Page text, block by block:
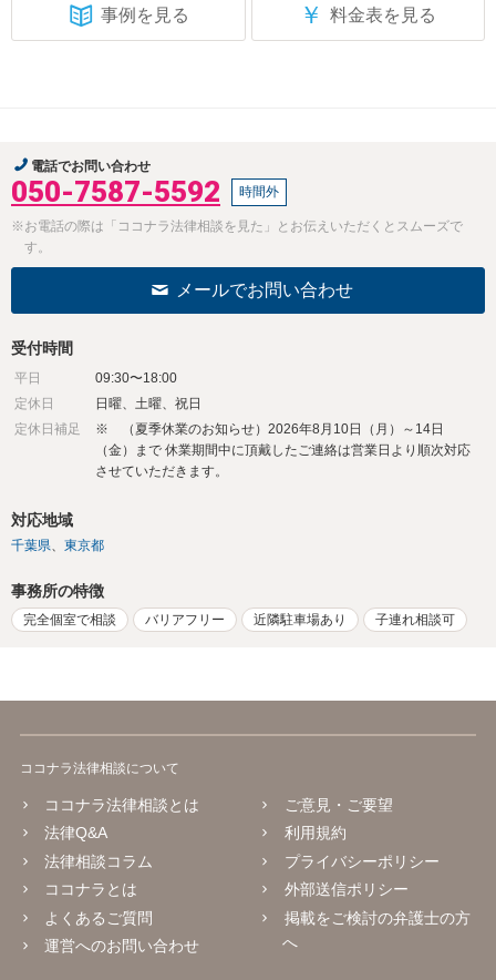
事例を見る ￥ 料金表を見る
電話でお問い合わせ
050-7587-5592 時間外
※お電話の際は「ココナラ法律相談を見た」とお伝えいただくとスムーズで
す。
メールでお問い合わせ
受付時間
平日
09:30〜18:00
定休日
日曜、土曜、祝日
定休日補足
※ （夏季休業のお知らせ）2026年8月10日（月）～14日
（金）まで 休業期間中に頂戴したご連絡は営業日より順次対応
させていただきます。
対応地域
千葉県 東京都
事務所の特徴
完全個室で相談 バリアフリー 近隣駐車場あり 子連れ相談可
ココナラ法律相談について
ココナラ法律相談とは
法律Q&A
法律相談コラム
ココナラとは
よくあるご質問
運営へのお問い合わせ
ご意見・ご要望
利用規約
プライバシーポリシー
外部送信ポリシー
掲載をご検討の弁護士の方
へ